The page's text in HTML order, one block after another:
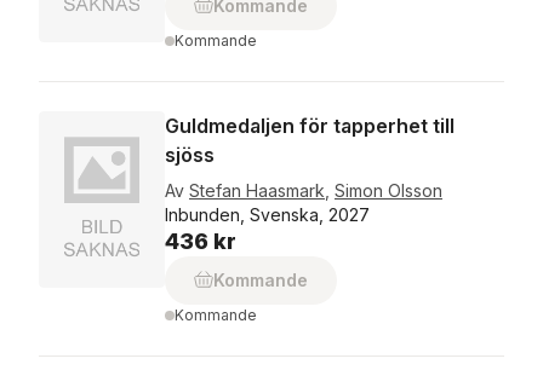
Kommande
Kommande
Guldmedaljen för tapperhet till
sjöss
Av Stefan Haasmark Simon Olsson
Inbunden, Svenska, 2027
436 kr
Kommande
Kommande